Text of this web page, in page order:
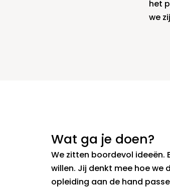
het
we
Wat ga je doen?
We zitten boordevol ideeën.
willen. Jij denkt mee hoe we
opleiding aan de hand